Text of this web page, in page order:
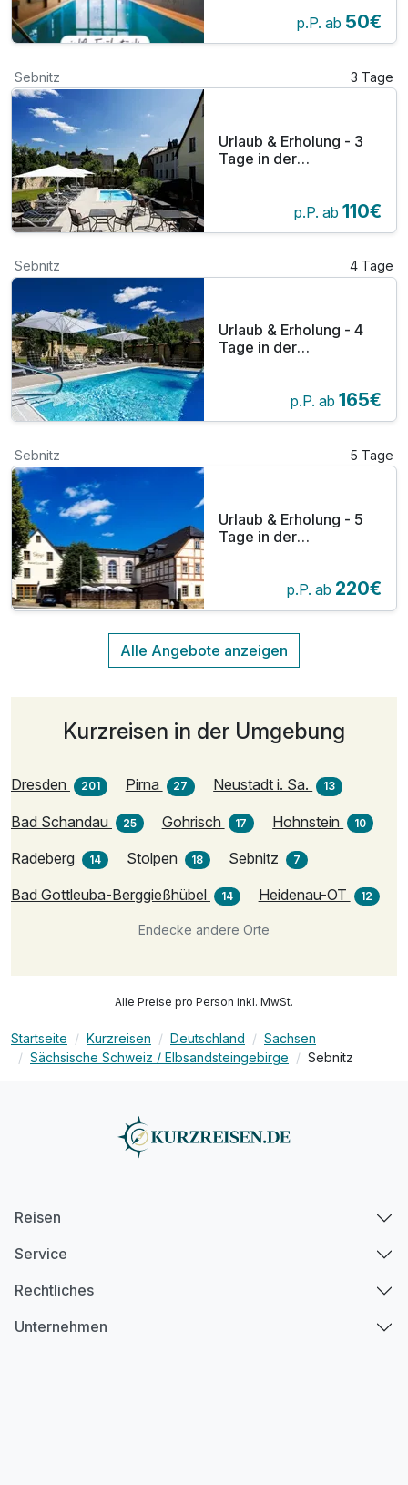
p.P. ab 50€
Sebnitz 3 Tage
Urlaub & Erholung - 3
Tage in der
p.P. ab 110€
Sebnitz 4 Tage
Urlaub & Erholung - 4
Tage in der
p.P. ab 165€
Sebnitz 5 Tage
Urlaub & Erholung - 5
Tage in der
p.P. ab 220€
Kurzreisen in der Umgebung
Dresden 201 Pirna 27 Neustadt i. Sa. 13
Bad Schandau 25 Gohrisch 17 Hohnstein 10
Radeberg 14 Stolpen 18 Sebnitz 7
Bad Gottleuba-Berggießhübel 14 Heidenau-OT 12
Endecke andere Orte
Alle Preise pro Person inkl. MwSt.
Startseite Kurzreisen Deutschland
Sachsen
Sächsische Schweiz / Elbsandsteingebirge
Sebnitz
Reisen
Service
Rechtliches
Unternehmen